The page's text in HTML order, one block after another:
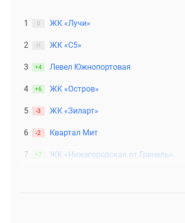
1 0 ЖК «Лучи»
2 Н ЖК «С5»
3 +4 Левел Южнопортовая
4 +6 ЖК «Остров»
5 -3 ЖК «Зиларт»
6 -2 Квартал Мит
7 +7 ЖК «Нижегородская от Гранель»